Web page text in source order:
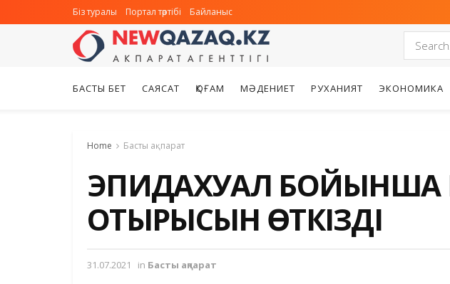
Біз туралы Портал тәртібі Байланыс
БАСТЫ БЕТ САЯСАТ ҚОҒАМ МӘДЕНИЕТ РУХАНИЯТ ЭКОНОМИКА
Home Басты ақпарат
ЭПИДАХУАЛ БОЙЫНША
ОТЫРЫСЫН ӨТКІЗДІ
31.07.2021 in Басты ақпарат